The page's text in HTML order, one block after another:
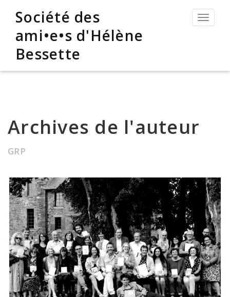
Société des
ami•e•s d'Hélène
Bessette
Archives de l'auteur
GRP